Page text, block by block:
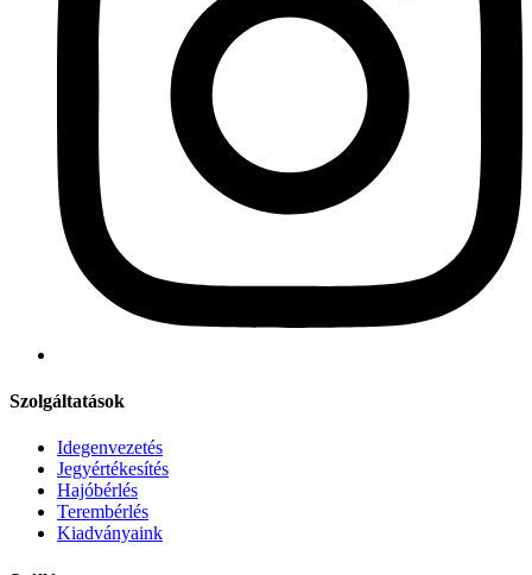
Szolgáltatások
Idegenvezetés
Jegyértékesítés
Hajóbérlés
Terembérlés
Kiadványaink